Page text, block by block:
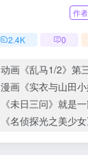
作者
2.4K 0
动画《乱马1/2》第
漫画《实衣与山田小
《未日三问》就是
《名侦探光之美少